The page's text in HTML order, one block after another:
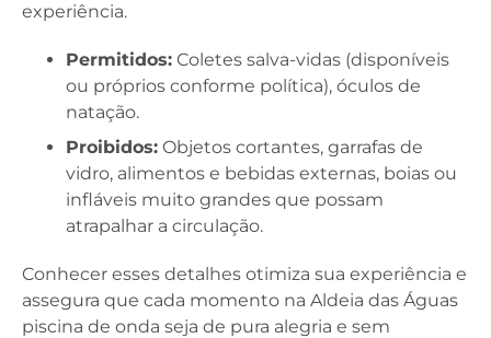
experiência.
Permitidos: Coletes salva-vidas (disponíveis
ou próprios conforme política), óculos de
natação.
Proibidos: Objetos cortantes, garrafas de
vidro, alimentos e bebidas externas, boias ou
infláveis muito grandes que possam
atrapalhar a circulação.
Conhecer esses detalhes otimiza sua experiência e
assegura que cada momento na Aldeia das Águas
piscina de onda seja de pura alegria e sem